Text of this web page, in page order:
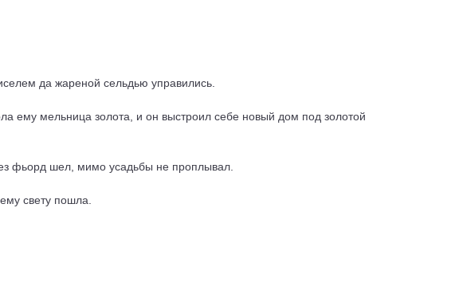
да жареной сельдью управились.
ему мельница золота, и он выстроил себе новый дом под золотой
фьорд шел, мимо усадьбы не проплывал.
свету пошла.